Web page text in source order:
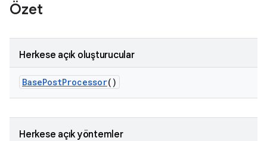
Özet
Herkese açık oluşturucular
BasePostProcessor()
Herkese açık yöntemler